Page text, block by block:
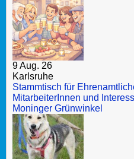
9 Aug. 26
Karlsruhe
Stammtisch für
MitarbeiterInnen und
Moninger Grünwinkel